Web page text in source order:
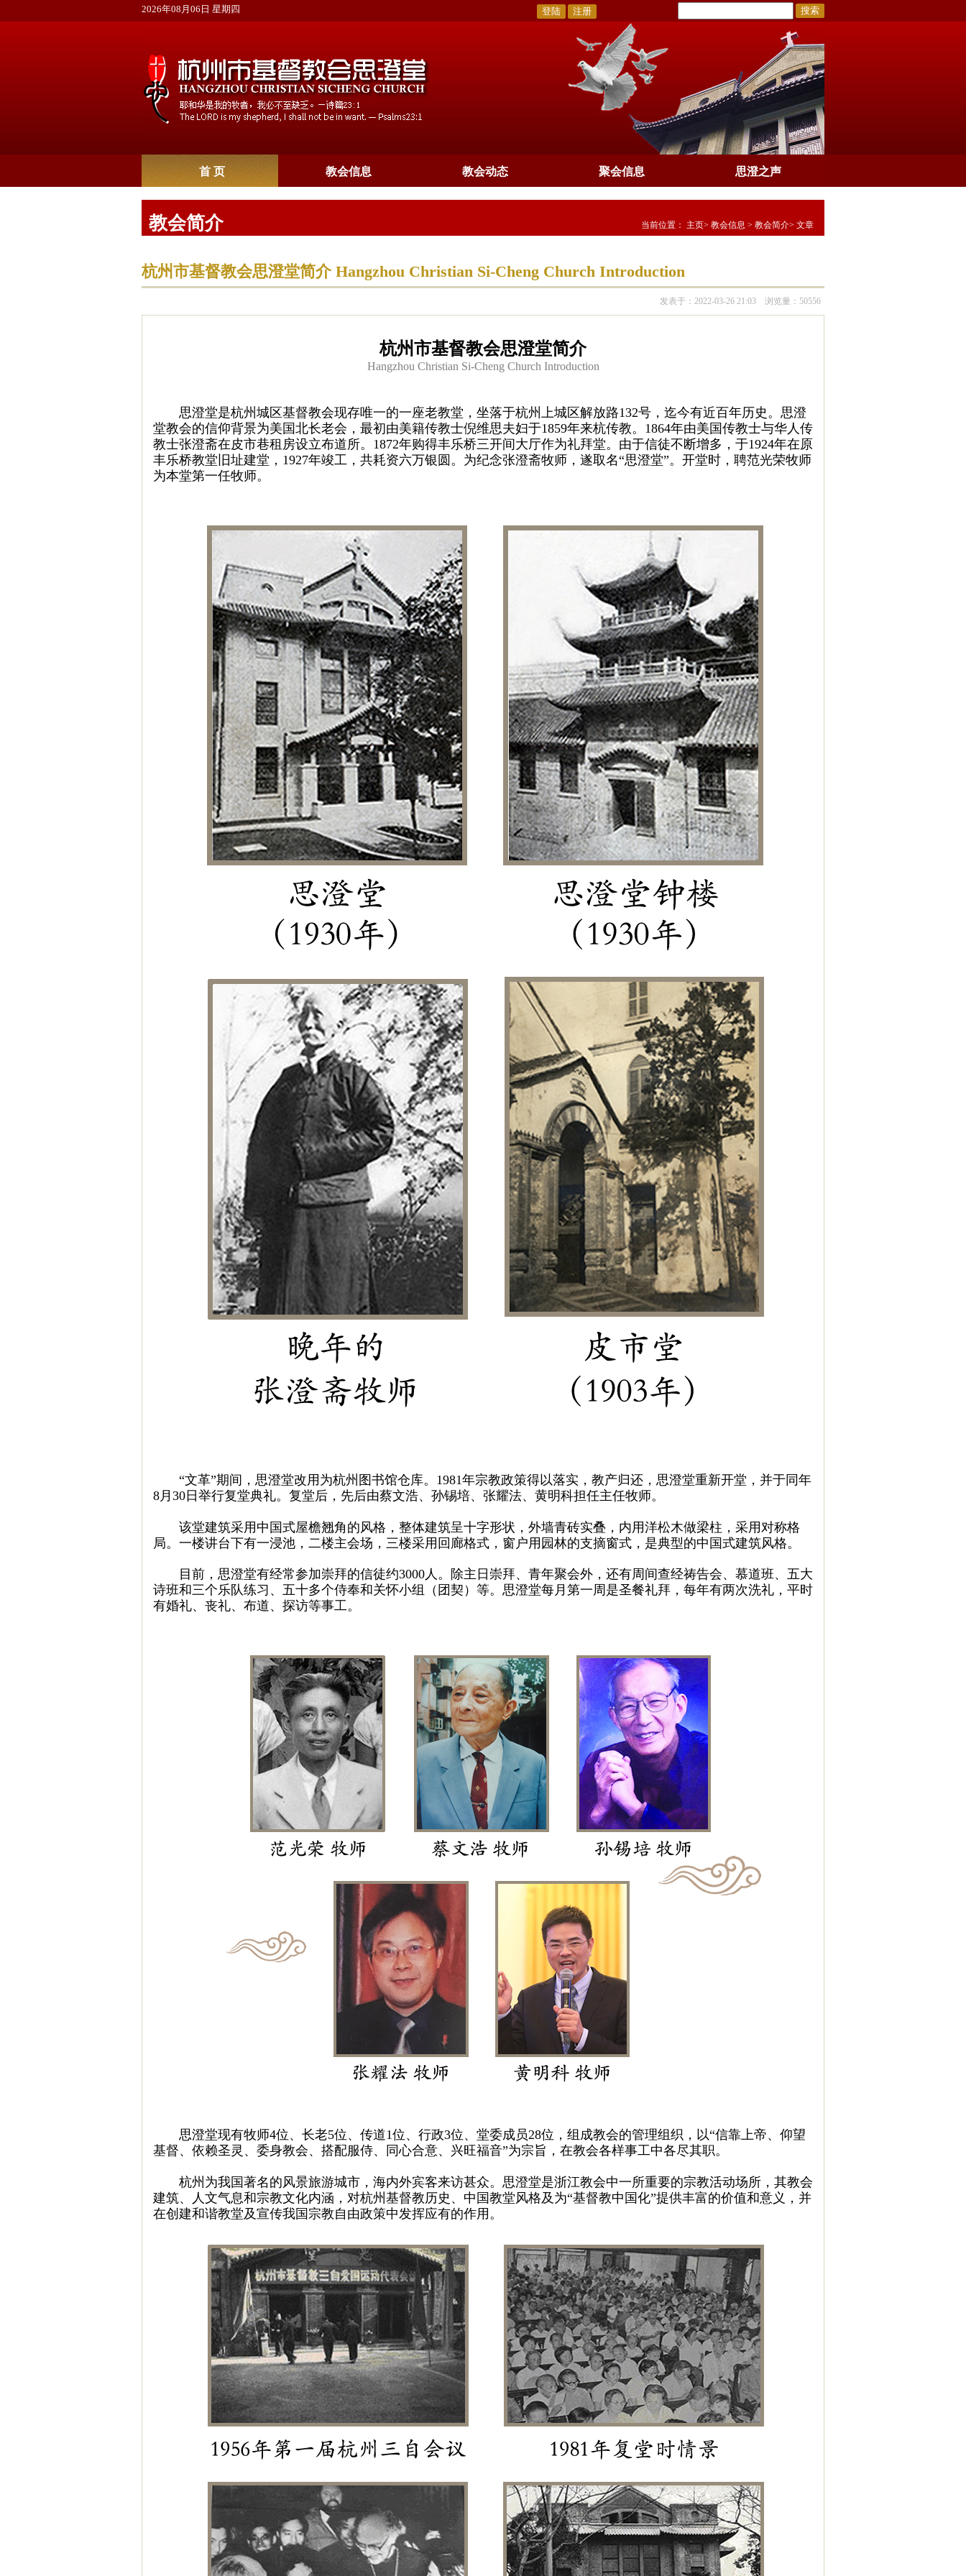
2026年08月06日 星期四 登陆 注册 搜索
首 页 教会信息 教会动态 聚会信息 思澄之声
教会简介 当前位置： 主页> 教会信息 > 教会简介> 文章
杭州市基督教会思澄堂简介 Hangzhou Christian Si-Cheng Church Introduction
发表于：2022-03-26 21:03 浏览量：50556
杭州市基督教会思澄堂简介
Hangzhou Christian Si-Cheng Church Introduction
思澄堂是杭州城区基督教会现存唯一的一座老教堂，坐落于杭州上城区解放路132号，迄今有近百年历史。思澄
堂教会的信仰背景为美国北长老会，最初由美籍传教士倪维思夫妇于1859年来杭传教。1864年由美国传教士与华人传
教士张澄斋在皮市巷租房设立布道所。1872年购得丰乐桥三开间大厅作为礼拜堂。由于信徒不断增多，于1924年在原
丰乐桥教堂旧址建堂，1927年竣工，共耗资六万银圆。为纪念张澄斋牧师，遂取名“思澄堂”。开堂时，聘范光荣牧师
为本堂第一任牧师。
“文革”期间，思澄堂改用为杭州图书馆仓库。1981年宗教政策得以落实，教产归还，思澄堂重新开堂，并于同年
8月30日举行复堂典礼。复堂后，先后由蔡文浩、孙锡培、张耀法、黄明科担任主任牧师。
该堂建筑采用中国式屋檐翘角的风格，整体建筑呈十字形状，外墙青砖实叠，内用洋松木做梁柱，采用对称格
局。一楼讲台下有一浸池，二楼主会场，三楼采用回廊格式，窗户用园林的支摘窗式，是典型的中国式建筑风格。
目前，思澄堂有经常参加崇拜的信徒约3000人。除主日崇拜、青年聚会外，还有周间查经祷告会、慕道班、五大
诗班和三个乐队练习、五十多个侍奉和关怀小组（团契）等。思澄堂每月第一周是圣餐礼拜，每年有两次洗礼，平时
有婚礼、丧礼、布道、探访等事工。
思澄堂现有牧师4位、长老5位、传道1位、行政3位、堂委成员28位，组成教会的管理组织，以“信靠上帝、仰望
基督、依赖圣灵、委身教会、搭配服侍、同心合意、兴旺福音”为宗旨，在教会各样事工中各尽其职。
杭州为我国著名的风景旅游城市，海内外宾客来访甚众。思澄堂是浙江教会中一所重要的宗教活动场所，其教会
建筑、人文气息和宗教文化内涵，对杭州基督教历史、中国教堂风格及为“基督教中国化”提供丰富的价值和意义，并
在创建和谐教堂及宣传我国宗教自由政策中发挥应有的作用。